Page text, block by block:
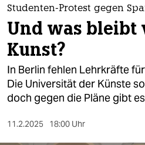
themen
politik
öko
gesellschaft
sport
Studenten-Protest gegen
Und was bleibt
Kunst?
In Berlin fehlen Lehrkräfte
Die Universität der Künste
doch gegen die Pläne gibt
11.2.2025 18:00 Uhr